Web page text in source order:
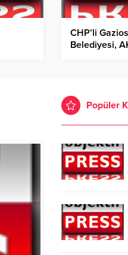
CHP’li
Belediyesi,
Popüler